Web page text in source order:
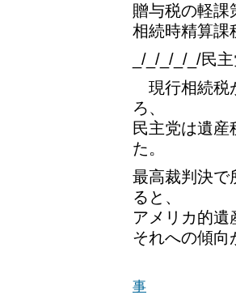
贈与税の軽課
相続時精算課
_/_/_/_/_/民
現行相続税
ろ、
民主党は遺
た。
最高裁判決で
ると、
アメリカ的遺
それへの傾向
事